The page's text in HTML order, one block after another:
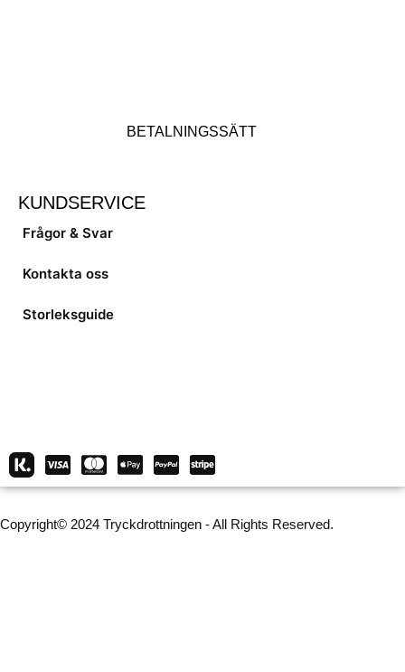
BETALNINGSSÄTT
KUNDSERVICE
Frågor & Svar
Kontakta oss
Storleksguide
Copyright© 2024 Tryckdrottningen - All Rights Reserved.